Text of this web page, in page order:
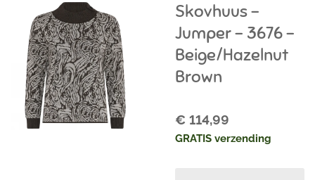
Skovhuus -
Jumper - 3676 -
Beige/Hazelnut
Brown
€ 114,99
GRATIS verzending